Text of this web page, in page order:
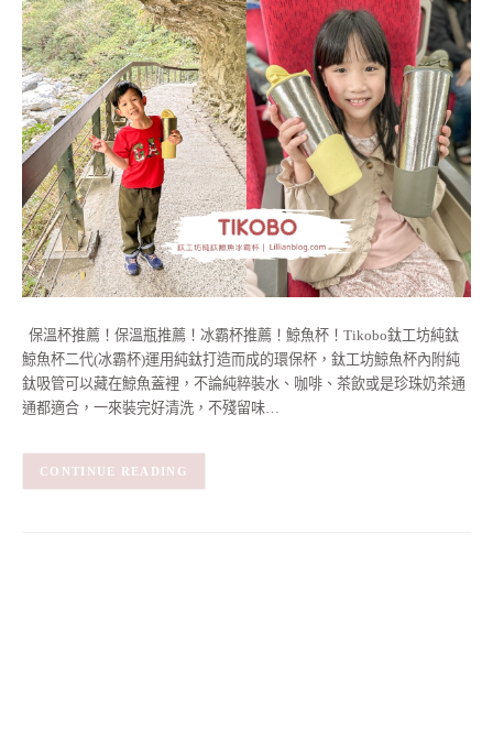
保溫杯推薦！保溫瓶推薦！冰霸杯推薦！鯨魚杯！Tikobo鈦工坊純鈦
鯨魚杯二代(冰霸杯)運用純鈦打造而成的環保杯，鈦工坊鯨魚杯內附純
鈦吸管可以藏在鯨魚蓋裡，不論純粹裝水、咖啡、茶飲或是珍珠奶茶通
通都適合，一來裝完好清洗，不殘留味…
CONTINUE READING